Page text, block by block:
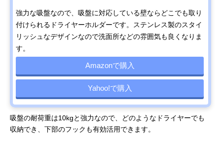
強力な吸盤なので、吸盤に対応している壁ならどこでも取り
付けられるドライヤーホルダーです。ステンレス製のスタイ
リッシュなデザインなので洗面所などの雰囲気も良くなりま
す。
Amazonで購入
Yahoo!で購入
吸盤の耐荷重は10kgと強力なので、どのようなドライヤーでも
収納でき、下部のフックも有効活用できます。